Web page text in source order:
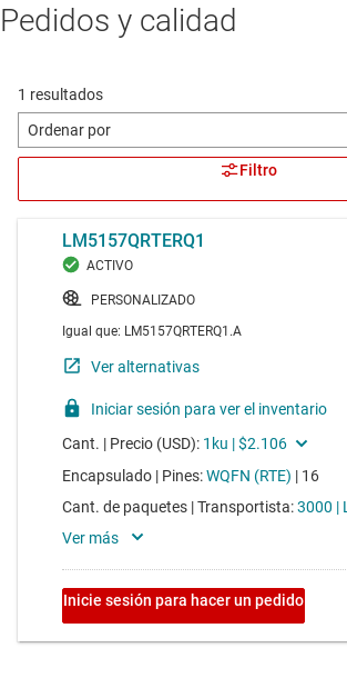
Pedidos y calidad